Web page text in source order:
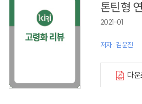
톤틴형
2021-01
저자 : 김윤진
다